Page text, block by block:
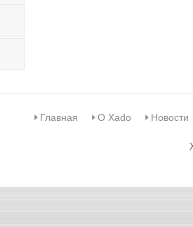
Главная О Xado Новости